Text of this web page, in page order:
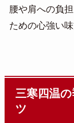
腰や肩への負
ための心強い
三寒四温
ツ